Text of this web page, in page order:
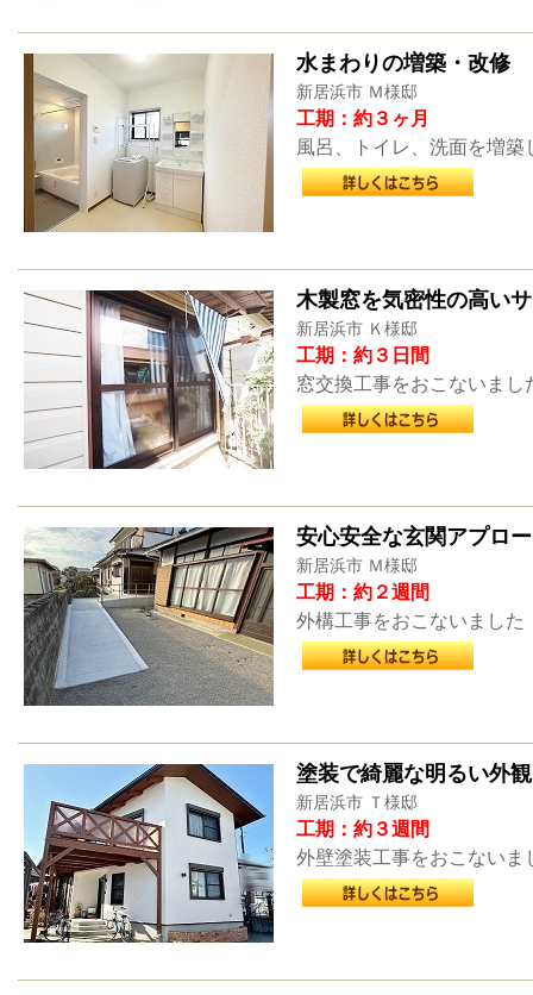
水まわりの増築・改修
新居浜市 Ｍ様邸
工期：約３ヶ月
風呂、トイレ、洗面を増
木製窓を気密性の高い
新居浜市 Ｋ様邸
工期：約３日間
窓交換工事をおこないまし
安心安全な玄関アプロ
新居浜市 Ｍ様邸
工期：約２週間
外構工事をおこないました
塗装で綺麗な明るい外
新居浜市 Ｔ様邸
工期：約３週間
外壁塗装工事をおこないま